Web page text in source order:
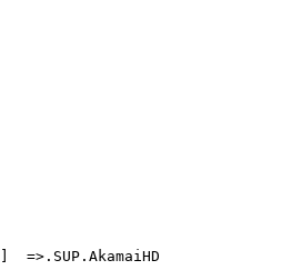
=>.SUP.AkamaiHD